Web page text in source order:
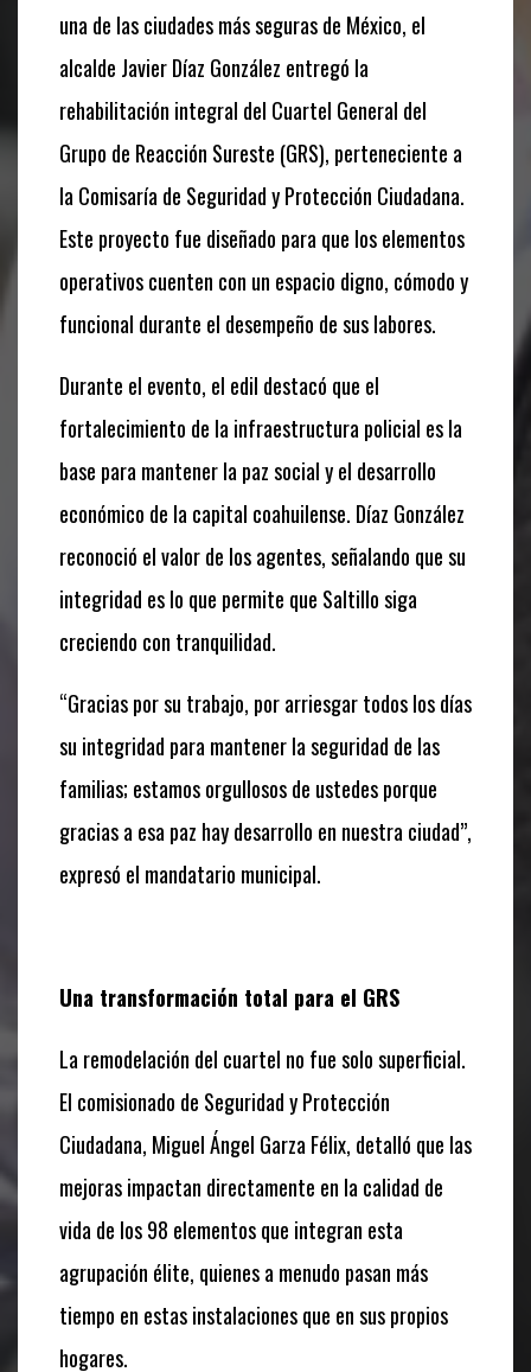
una de las ciudades más seguras de México, el
alcalde Javier Díaz González entregó la
rehabilitación integral del Cuartel General del
Grupo de Reacción Sureste (GRS), perteneciente a
la Comisaría de Seguridad y Protección Ciudadana.
Este proyecto fue diseñado para que los elementos
operativos cuenten con un espacio digno, cómodo y
funcional durante el desempeño de sus labores.
Durante el evento, el edil destacó que el
fortalecimiento de la infraestructura policial es la
base para mantener la paz social y el desarrollo
económico de la capital coahuilense. Díaz González
reconoció el valor de los agentes, señalando que su
integridad es lo que permite que Saltillo siga
creciendo con tranquilidad.
“Gracias por su trabajo, por arriesgar todos los días
su integridad para mantener la seguridad de las
familias; estamos orgullosos de ustedes porque
gracias a esa paz hay desarrollo en nuestra ciudad”,
expresó el mandatario municipal.
Una transformación total para el GRS
La remodelación del cuartel no fue solo superficial.
El comisionado de Seguridad y Protección
Ciudadana, Miguel Ángel Garza Félix, detalló que las
mejoras impactan directamente en la calidad de
vida de los 98 elementos que integran esta
agrupación élite, quienes a menudo pasan más
tiempo en estas instalaciones que en sus propios
hogares.